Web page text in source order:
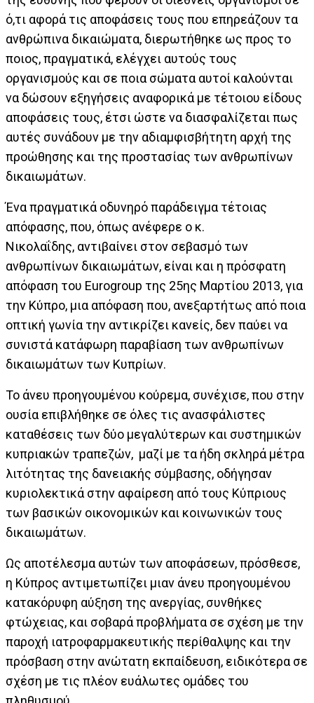
ό,τι αφορά τις αποφάσεις τους που επηρεάζουν τα
ανθρώπινα δικαιώματα, διερωτήθηκε ως προς το
ποιος, πραγματικά, ελέγχει αυτούς τους
οργανισμούς και σε ποια σώματα αυτοί καλούνται
να δώσουν εξηγήσεις αναφορικά με τέτοιου είδους
αποφάσεις τους, έτσι ώστε να διασφαλίζεται πως
αυτές συνάδουν με την αδιαμφισβήτητη αρχή της
προώθησης και της προστασίας των ανθρωπίνων
δικαιωμάτων.
Ένα πραγματικά οδυνηρό παράδειγμα τέτοιας
απόφασης, που, όπως ανέφερε ο κ.
Νικολαΐδης, αντιβαίνει στον σεβασμό των
ανθρωπίνων δικαιωμάτων, είναι και η πρόσφατη
απόφαση του Eurogroup της 25ης Μαρτίου 2013, για
την Κύπρο, μια απόφαση που, ανεξαρτήτως από ποια
οπτική γωνία την αντικρίζει κανείς, δεν παύει να
συνιστά κατάφωρη παραβίαση των ανθρωπίνων
δικαιωμάτων των Κυπρίων.
Το άνευ προηγουμένου κούρεμα, συνέχισε, που στην
ουσία επιβλήθηκε σε όλες τις ανασφάλιστες
καταθέσεις των δύο μεγαλύτερων και συστημικών
κυπριακών τραπεζών, μαζί με τα ήδη σκληρά μέτρα
λιτότητας της δανειακής σύμβασης, οδήγησαν
κυριολεκτικά στην αφαίρεση από τους Κύπριους
των βασικών οικονομικών και κοινωνικών τους
δικαιωμάτων.
Ως αποτέλεσμα αυτών των αποφάσεων, πρόσθεσε,
η Κύπρος αντιμετωπίζει μιαν άνευ προηγουμένου
κατακόρυφη αύξηση της ανεργίας, συνθήκες
φτώχειας, και σοβαρά προβλήματα σε σχέση με την
παροχή ιατροφαρμακευτικής περίθαλψης και την
πρόσβαση στην ανώτατη εκπαίδευση, ειδικότερα σε
σχέση με τις πλέον ευάλωτες ομάδες του